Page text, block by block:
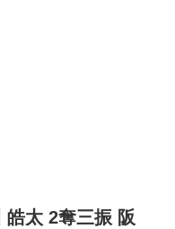
皓太 2奪三振 阪